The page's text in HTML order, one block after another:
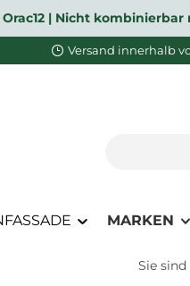
Orac12 | Nicht
Versand innerhalb
MARKEN
Sie sind